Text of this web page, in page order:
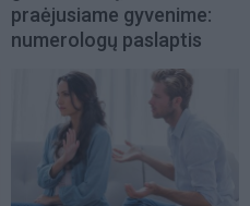
praėjusiame gyvenime:
numerologų paslaptis